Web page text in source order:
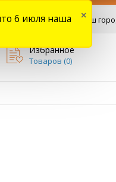
Ваш
Отзывы
Избранное
Товаров (0)
6 июля наша
×